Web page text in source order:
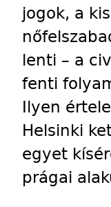
jogok, a
lenti – a
fenti
Ilyen
Helsinki
egyet
prágai